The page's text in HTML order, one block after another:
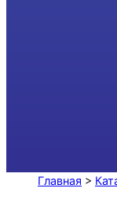
Главная >